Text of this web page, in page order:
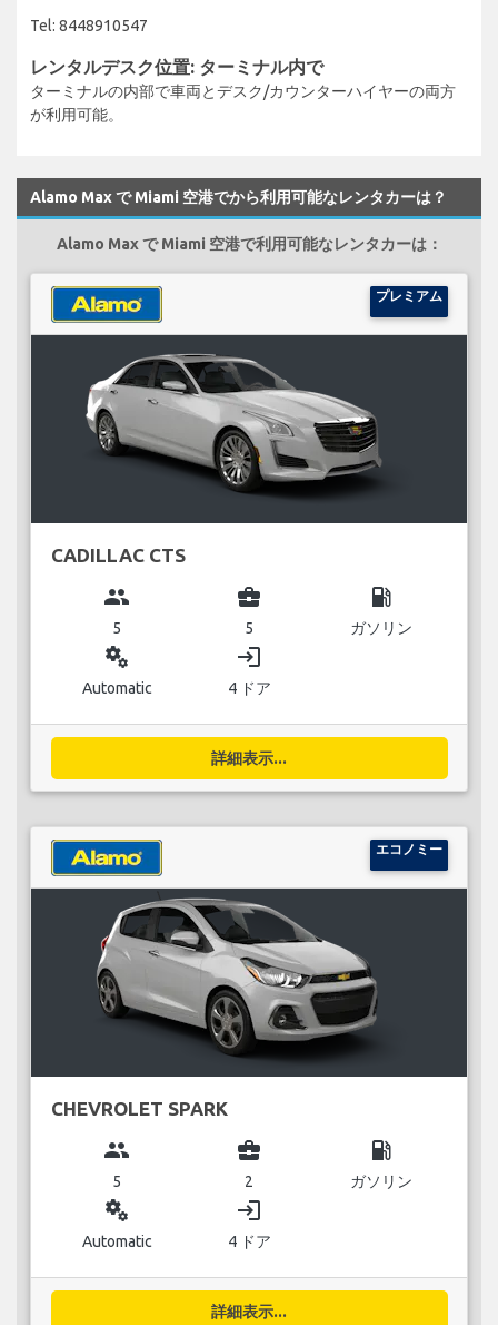
Tel: 8448910547
レンタルデスク位置: ターミナル内で
ターミナルの内部で車両とデスク/カウンターハイヤーの両方
が利用可能。
Alamo Max で Miami 空港でから利用可能なレンタカーは？
Alamo Max で Miami 空港で利用可能なレンタカーは：
プレミアム
CADILLAC CTS
group
5
business_center
5
local_gas_station
ガソリン
miscellaneous_services
Automatic
login
4 ドア
詳細表示...
エコノミー
CHEVROLET SPARK
group
5
business_center
2
local_gas_station
ガソリン
miscellaneous_services
Automatic
login
4 ドア
詳細表示...